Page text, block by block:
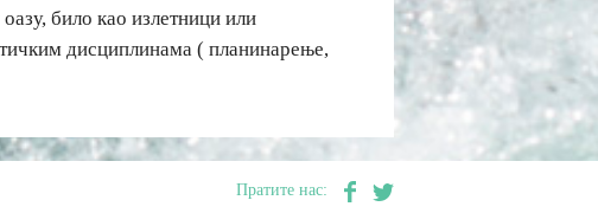
било као излетници или
дисциплинама ( планинарење,
Пратите нас: